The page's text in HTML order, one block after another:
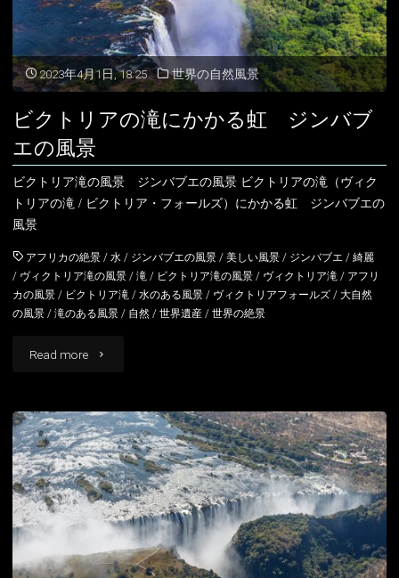
2023年4月1日, 18:25 世界の自然風景
ビクトリアの滝にかかる虹 ジンバブ
エの風景
ビクトリア滝の風景 ジンバブエの風景 ビクトリアの滝（ヴィク
トリアの滝 / ビクトリア・フォールズ）にかかる虹 ジンバブエの
風景
アフリカの絶景 /水 / ジンバブエの風景 /美しい風景 / ジンバブエ /綺麗
/ ヴィクトリア滝の風景 /滝 / ビクトリア滝の風景 / ヴィクトリア滝 / アフリ
カの風景 / ビクトリア滝 /水のある風景 / ヴィクトリアフォールズ /大自然
の風景 /滝のある風景 / 自然 /世界遺産 /世界の絶景
Read more "ビ
ト
リ
ア
滝